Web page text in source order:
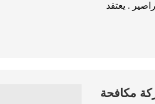
. يعتقد
مكافحة